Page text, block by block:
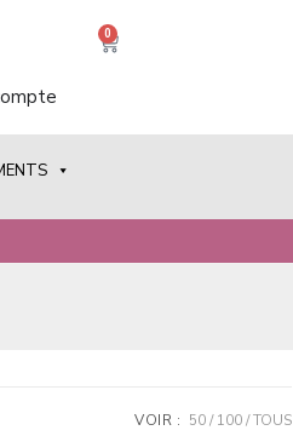
0
VOIR : 50 100 TOUS